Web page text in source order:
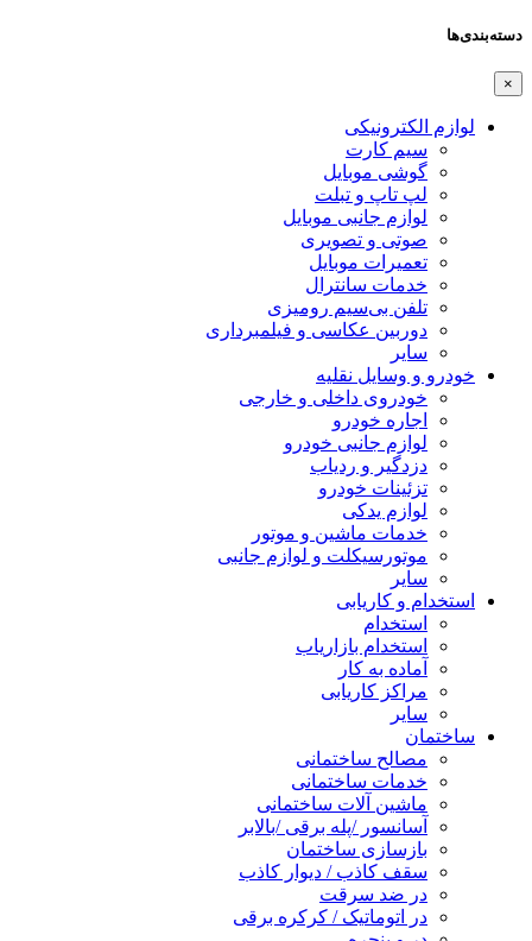
دسته‌بندی‌ها
×
لوازم الکترونیکی
سیم کارت
گوشی موبایل
لپ تاپ و تبلت
لوازم جانبی موبایل
صوتی و تصویری
تعمیرات موبایل
خدمات سانترال
تلفن بی‌سیم رومیزی
دوربین عکاسی و فیلمبرداری
سایر
خودرو و وسایل نقلیه
خودروی داخلی و خارجی
اجاره خودرو
لوازم جانبی خودرو
دزدگیر و ردیاب
تزئینات خودرو
لوازم یدکی
خدمات ماشین و موتور
موتورسیکلت و لوازم جانبی
سایر
استخدام و کاریابی
استخدام
استخدام بازاریاب
آماده به کار
مراکز کاریابی
سایر
ساختمان
مصالح ساختمانی
خدمات ساختمانی
ماشین آلات ساختمانی
آسانسور /پله برقی /بالابر
بازسازی ساختمان
سقف کاذب / دیوار کاذب
در ضد سرقت
در اتوماتیک / کرکره برقی